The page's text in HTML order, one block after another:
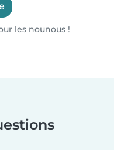
les nounous !